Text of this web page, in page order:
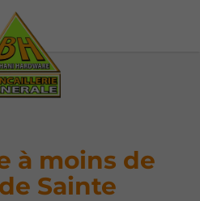
à moins de
Sainte